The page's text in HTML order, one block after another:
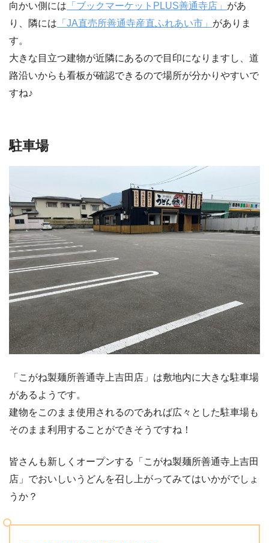
向かい側には 「ブックマーケットPLUS善通寺店」 があ
り、隣には 「JA直売所善通寺産直ふれあい市」 がありま
す。
大きな目立つ建物が近隣にあるので目印になりますし、道
路沿いからも看板が確認できるので場所が分かりやすいで
すね♪
駐車場
「こがね製麺所善通寺上吉田店」は敷地内に大きな駐車場
があるようです。
建物をこのまま使用されるのであれば広々とした駐車場も
そのまま利用することができそうですね！
皆さんも新しくオープンする「こがね製麺所善通寺上吉田
店」でおいしいうどんを召し上がってみてはいかがでしょ
うか？